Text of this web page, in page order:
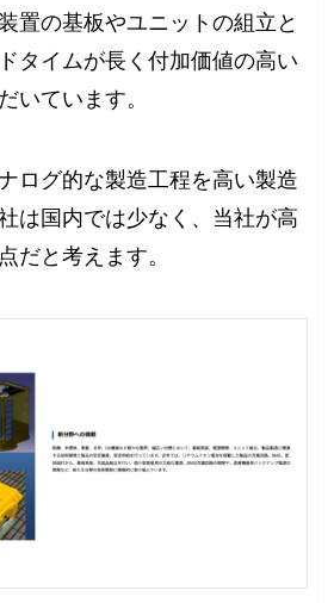
置の基板やユニットの組立と
タイムが長く付加価値の高い
いています。
ログ的な製造工程を高い製造
は国内では少なく、当社が高
だと考えます。